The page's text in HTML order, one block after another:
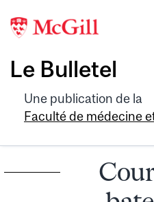
Le Bulletel
Une publication de la
Faculté de médecine